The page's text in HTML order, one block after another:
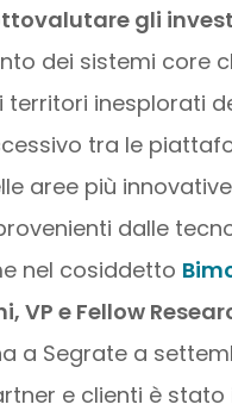
gli
dei sistemi core
territori inesplorati
tra le
aree più
dalle
nel cosiddetto
VP e Fellow
a Segrate a
e clienti è